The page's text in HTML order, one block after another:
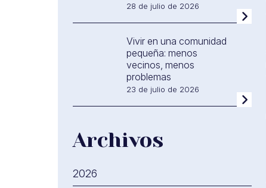
28 de julio de 2026
Vivir en una comunidad
pequeña: menos
vecinos, menos
problemas
23 de julio de 2026
Archivos
2026